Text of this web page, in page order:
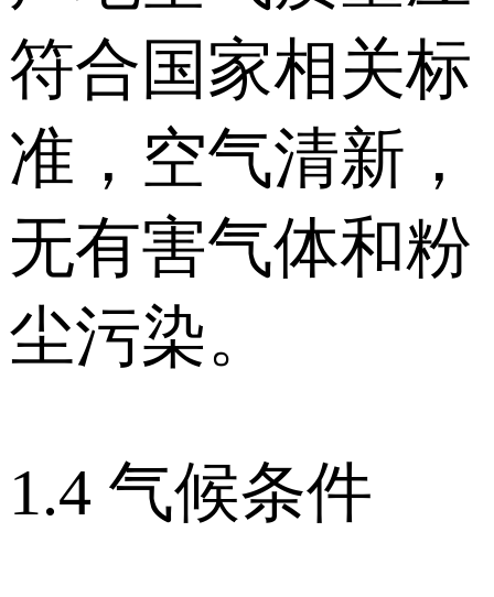
符合国家相关标
准，空气清新，
无有害气体和粉
尘污染。
1.4 气候条件